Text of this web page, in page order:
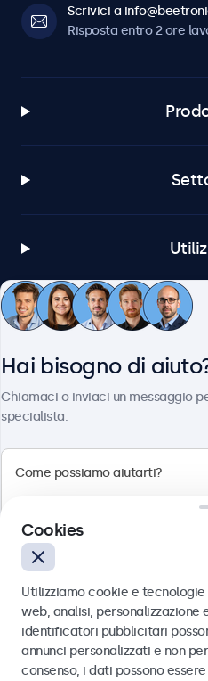
Scrivici a
Risposta entro 2 ore
Servizio
Italiano
Hai bisogno di
Chiamaci o inviaci un messaggio
specialista.
Inviare
Cookies
Utilizziamo cookie e
web, analisi, personalizzazione
identificatori pubblicitari
annunci personalizzati e non
consenso, i dati possono